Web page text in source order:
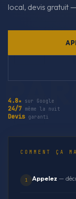
local, devis gratuit
4.8★ sur Google
24/7 même la nuit
Devis garanti
COMMENT ÇA
1 Appelez —